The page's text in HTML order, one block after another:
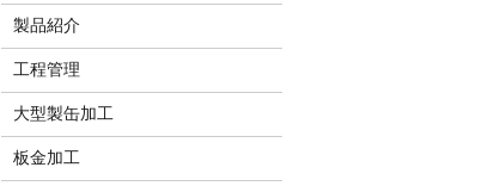
製品紹介
工程管理
大型製缶加工
板金加工